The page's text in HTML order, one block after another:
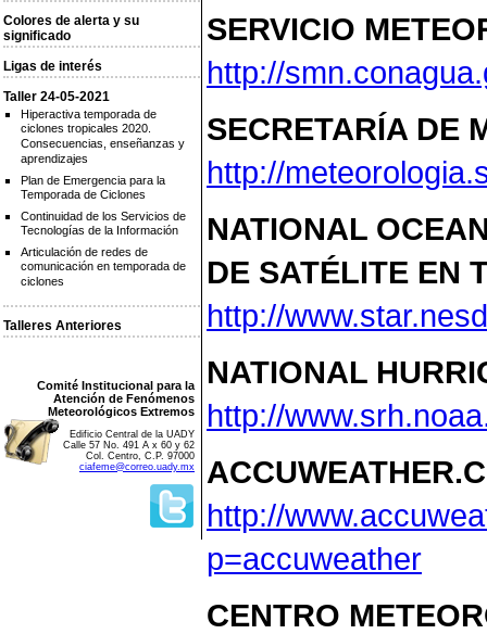
Colores de alerta y su
significado
Ligas de interés
Taller 24-05-2021
Hiperactiva temporada de
ciclones tropicales 2020.
Consecuencias, enseñanzas y
aprendizajes
Plan de Emergencia para la
Temporada de Ciclones
Continuidad de los Servicios de
Tecnologías de la Información
Articulación de redes de
comunicación en temporada de
ciclones
Talleres Anteriores
Comité Institucional para la
Atención de Fenómenos
Meteorológicos Extremos
Edificio Central de la UADY
Calle 57 No. 491 A x 60 y 62
Col. Centro, C.P. 97000
ciafeme@correo.uady.mx
SERVICIO
http://
SECRETARÍA DE
http://
NATIONAL
DE SATÉLITE EN
http://
NATIONAL
http://
http://
p=accuweather
CENTRO